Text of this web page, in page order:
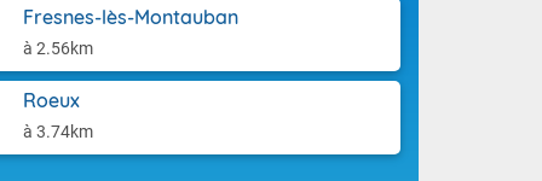
Fresnes-lès-Montauban
à 2.56km
Roeux
à 3.74km
l'Occitanie
puis
Midi-
nord du
Les
totalité du